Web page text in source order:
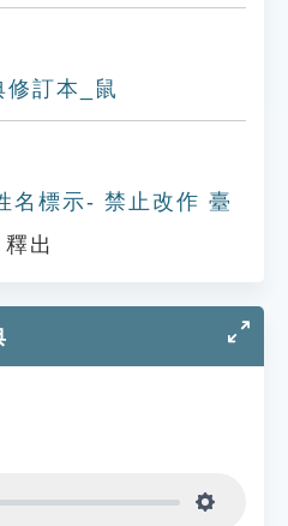
修訂本_鼠
名標示- 禁止改作 臺
釋出